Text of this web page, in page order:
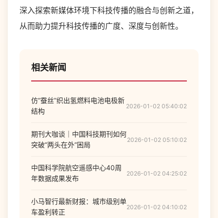
深入探索新媒体环境下科技传播的融合与创新之道，
从而助力提升科技传播的广度、深度与创新性。
相关新闻
仿“蚕丝”织出氢燃料电池电极新
结构
2026-01-02 05:40:02
期刊大咖谈｜中国科技期刊如何
突破“两头在外”困局
2026-01-02 05:10:02
中国科学院航空遥感中心40周
年数据成果发布
2026-01-02 04:25:02
小马智行最新财报：城市级别单
车盈利转正
2026-01-02 04:10:02